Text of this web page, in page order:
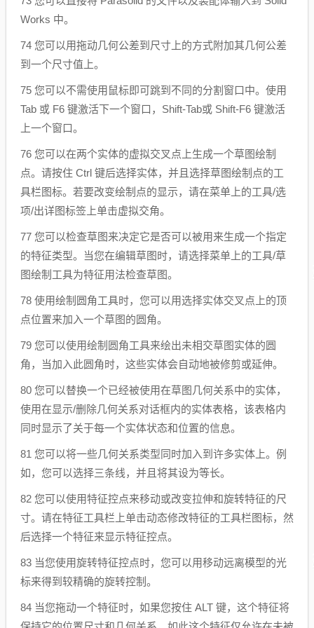
Works 中。
74 您可以用拖动几何公差到尺寸上的方式附加其几何公差
到一个尺寸值上。
75 您可以不需使用鼠标即可跳到不同的分割窗口中。使用
Tab 或 F6 键激活下一个窗口，Shift-Tab或 Shift-F6 键激活
上一个窗口。
76 您可以在两个实体的虚拟交叉点上生成一个草图绘制
点。请按住 Ctrl 键后选择实体，并且选择草图绘制点的工
具栏图标。若要改变绘制点的显示，请在菜单上的工具/选
项/出详图标签上单击虚拟交角。
77 您可以检查草图来决定它是否可以被用来生成一个指定
的特征类型。当您在编辑草图时，请选择菜单上的工具/草
图绘制工具为特征用法检查草图。
78 使用绘制圆角工具时，您可以用选择实体交叉点上的顶
点位置来加入一个草图的圆角。
79 您可以使用绘制圆角工具来绘出未相交草图实体的圆
角，当加入此圆角时，这些实体会自动地被修剪或延伸。
80 您可以替换一个已经被使用在草图几何关系中的实体，
使用在显示/删除几何关系对话框内的实体表格，该表格内
同时显示了关于每一个实体状态和位置的信息。
81 您可以将一些几何关系类型同时加入到许多实体上。例
如，您可以选择三条线，并且将其设为等长。
82 您可以使用特征控点来移动或改变拉伸和旋转特征的尺
寸。请在特征工具栏上单击动态修改特征的工具栏图标，然
后选择一个特征来显示特征控点。
83 当您使用旋转特征控点时，您可以用移动远离模型的光
标来得到较精确的旋转控制。
84 当您拖动一个特征时，如果您按住 ALT 键，这个特征将